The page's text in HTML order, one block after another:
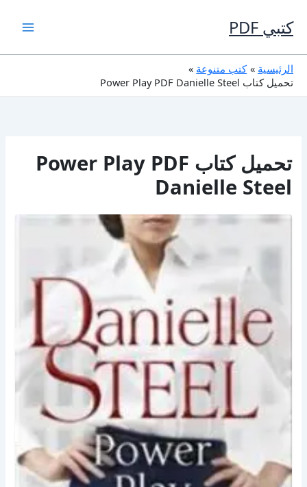
إلى
المحتوى
كتبي PDF
الرئيسية
كتب متنوعة
تحميل كتاب Power Play PDF Danielle Steel
تحميل كتاب Power Play PDF
Danielle Steel